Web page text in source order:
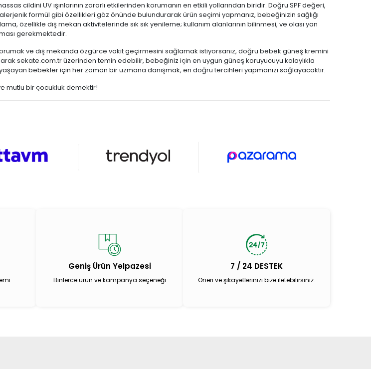
cildini UV ışınlarının zararlı etkilerinden korumanın en etkili yollarından biridir. Doğru SPF değeri,
formül gibi özellikleri göz önünde bulundurarak ürün seçimi yapmanız, bebeğinizin sağlığı
özellikle dış mekan aktivitelerinde sık sık yenileme; kullanım alanlarının bilinmesi, ve olası yan
gerekmektedir.
ve dış mekanda özgürce vakit geçirmesini sağlamak istiyorsanız, doğru bebek güneş kremini
sekate.com.tr üzerinden temin edebilir, bebeğiniz için en uygun güneş koruyucuyu kolaylıkla
bebekler için her zaman bir uzmana danışmak, en doğru tercihleri yapmanızı sağlayacaktır.
mutlu bir çocukluk demektir!
Geniş Ürün Yelpazesi
Binlerce ürün ve kampanya seçeneği
7 / 24 DESTEK
Öneri ve şikayetlerinizi bize iletebilirsiniz.